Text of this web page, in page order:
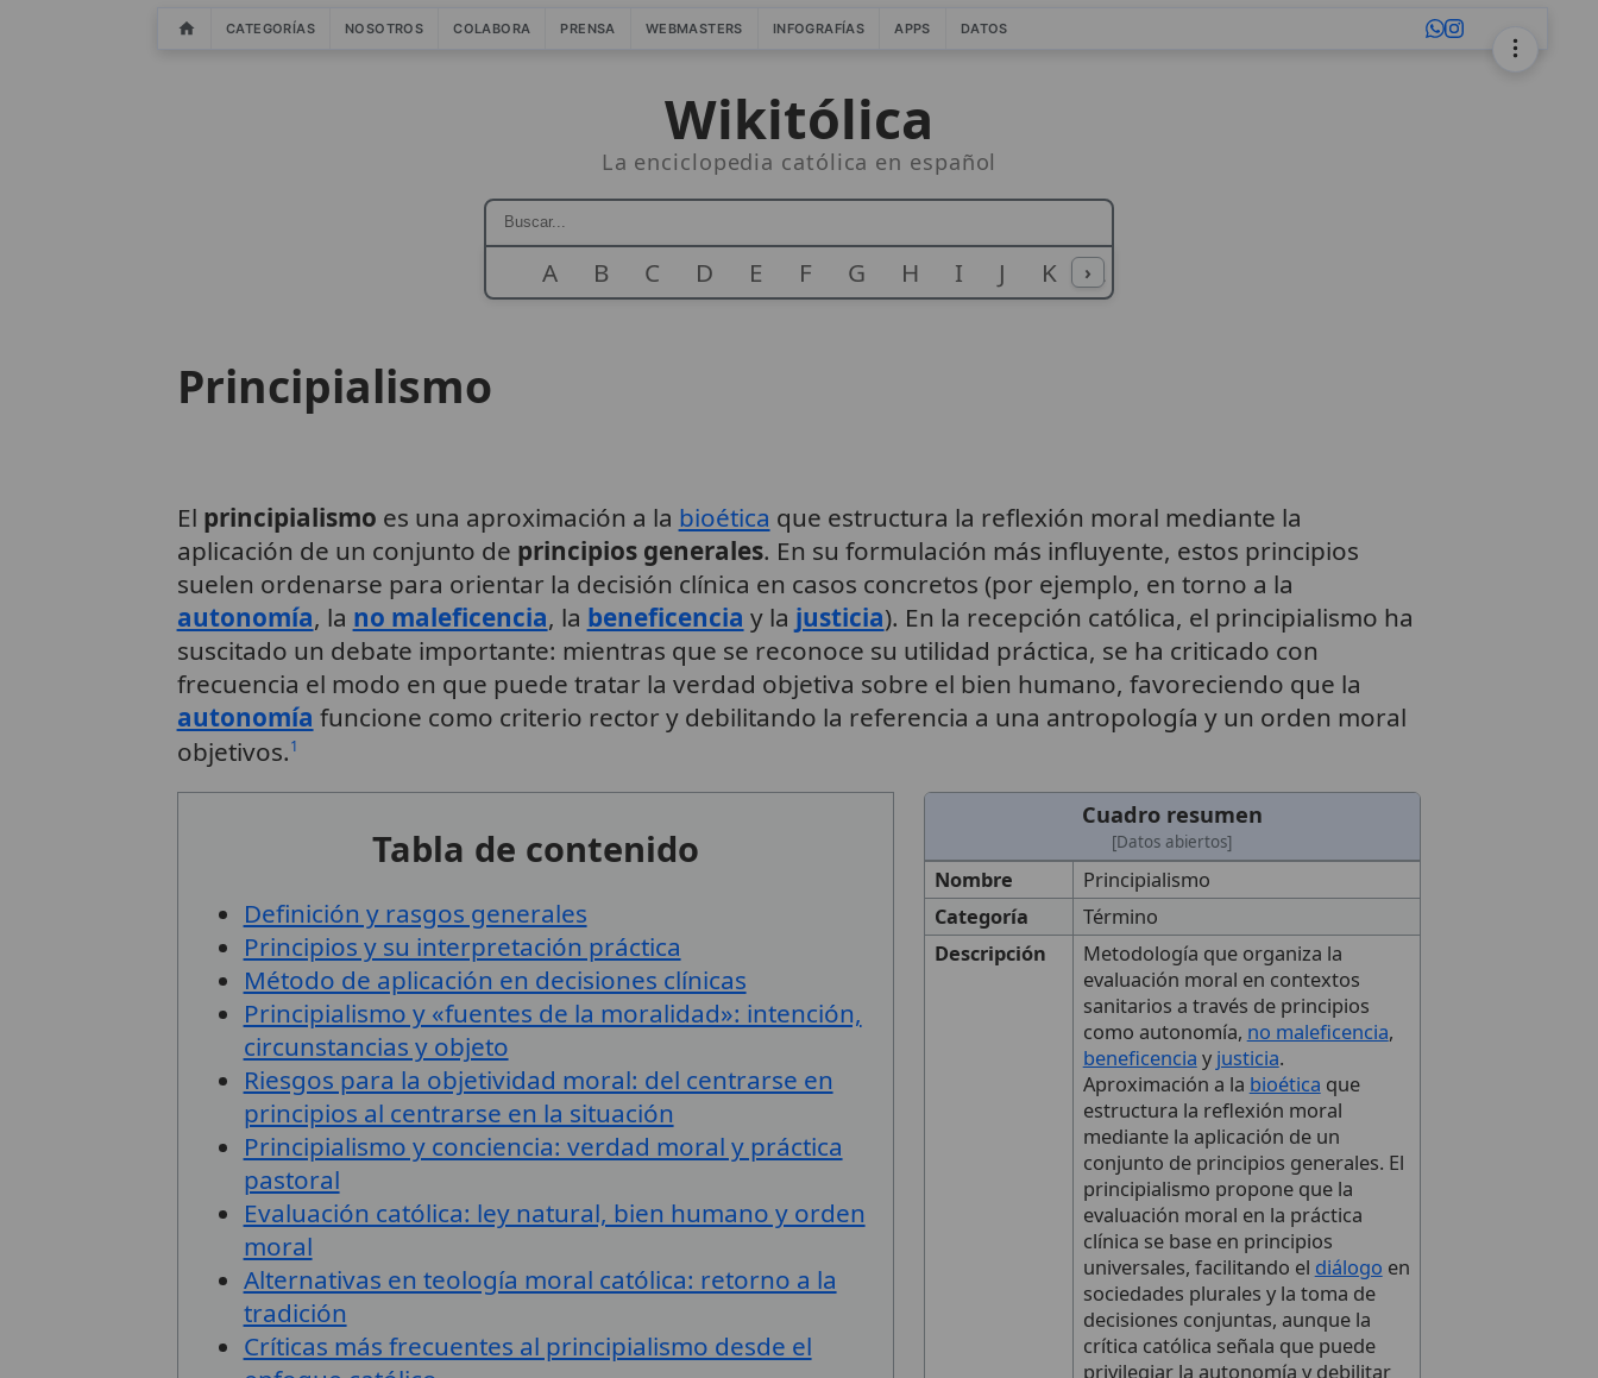
CATEGORÍAS NOSOTROS COLABORA PRENSA WEBMASTERS INFOGRAFÍAS APPS DATOS
Wikitólica
La enciclopedia católica en español
A B C D E F G H I J K L
›
Principialismo
El principialismo es una aproximación a la bioética que estructura la reflexión moral mediante la
aplicación de un conjunto de principios generales. En su formulación más influyente, estos principios
suelen ordenarse para orientar la decisión clínica en casos concretos (por ejemplo, en torno a la
autonomía, la no maleficencia, la beneficencia y la justicia). En la recepción católica, el principialismo ha
suscitado un debate importante: mientras que se reconoce su utilidad práctica, se ha criticado con
frecuencia el modo en que puede tratar la verdad objetiva sobre el bien humano, favoreciendo que la
autonomía funcione como criterio rector y debilitando la referencia a una antropología y un orden moral
objetivos.1
Cuadro resumen
[Datos abiertos]
Nombre
Principialismo
Categoría
Término
Descripción
Metodología que organiza la
evaluación moral en contextos
sanitarios a través de principios
como autonomía, no maleficencia,
beneficencia y justicia.
Aproximación a la bioética que
estructura la reflexión moral
mediante la aplicación de un
conjunto de principios generales. El
principialismo propone que la
evaluación moral en la práctica
clínica se base en principios
universales, facilitando el diálogo en
sociedades plurales y la toma de
decisiones conjuntas, aunque la
crítica católica señala que puede
privilegiar la autonomía y debilitar
Tabla de contenido
Definición y rasgos generales
Principios y su interpretación práctica
Método de aplicación en decisiones clínicas
Principialismo y «fuentes de la moralidad»: intención,
circunstancias y objeto
Riesgos para la objetividad moral: del centrarse en
principios al centrarse en la situación
Principialismo y conciencia: verdad moral y práctica
pastoral
Evaluación católica: ley natural, bien humano y orden
moral
Alternativas en teología moral católica: retorno a la
tradición
Críticas más frecuentes al principialismo desde el